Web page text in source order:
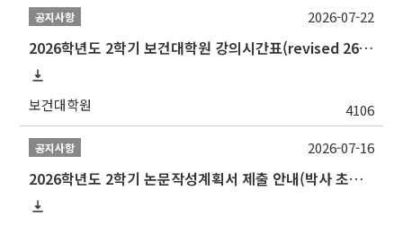
공지사항
2026학년도 2학기 보건대학원 강의시간표(revised 260803)(2026 2nd SEMESTER SNU GSPH TIMETABLE)
보건대학원 4106
2026-07-22
공지사항
2026학년도 2학기 논문작성계획서 제출 안내(박사 초심 일정 포함)_Thesis Proposal
2026-07-16